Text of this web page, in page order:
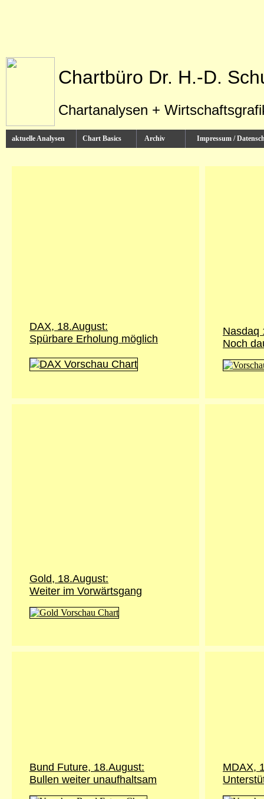
Chartbüro Dr. H.-D.
Chartanalysen +
aktuelle Analysen Chart Basics Archiv Impressum /
DAX, 18.August:
Spürbare Erholung möglich
Nasdaq
Noch
Gold, 18.August:
Weiter im Vorwärtsgang
Bund Future, 18.August:
Bullen weiter unaufhaltsam
MDAX,